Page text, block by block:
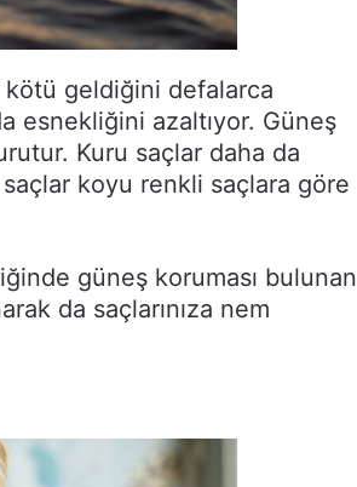
kötü geldiğini defalarca
da esnekliğini azaltıyor. Güneş
Kuru saçlar daha da
saçlar koyu renkli saçlara göre
güneş koruması bulunan
da saçlarınıza nem